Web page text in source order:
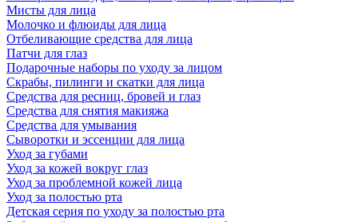
Мисты для лица
Молочко и флюиды для лица
Отбеливающие средства для лица
Патчи для глаз
Подарочные наборы по уходу за лицом
Скрабы, пилинги и скатки для лица
Средства для ресниц, бровей и глаз
Средства для снятия макияжа
Средства для умывания
Сыворотки и эссенции для лица
Уход за губами
Уход за кожей вокруг глаз
Уход за проблемной кожей лица
Уход за полостью рта
Детская серия по уходу за полостью рта